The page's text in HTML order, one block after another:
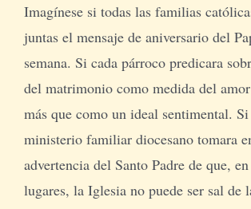
Imagínese si todas las familias
juntas el mensaje de aniversario del
semana. Si cada párroco predicara
del matrimonio como medida del
más que como un ideal sentimental.
ministerio familiar diocesano tomara
advertencia del Santo Padre de que,
lugares, la Iglesia no puede ser sal de